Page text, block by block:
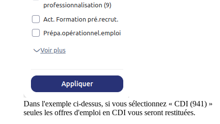
Dans l'exemple ci-dessus, si vous sélectionnez « CDI (941) »
seules les offres d'emploi en CDI vous seront restituées.